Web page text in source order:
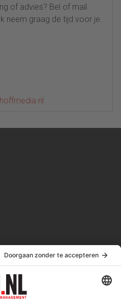
of advies? Bel of mail
neem graag de tijd voor je.